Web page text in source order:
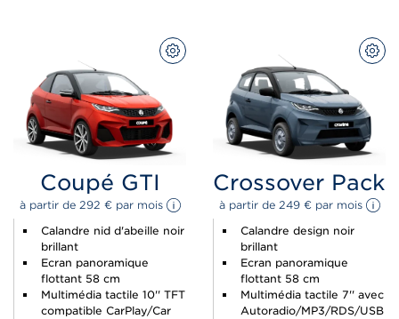
Coupé GTI
à partir de 292 € par mois
CONFIGUREZ
Calandre nid d'abeille noir
brillant
Ecran panoramique
flottant 58 cm
Multimédia tactile 10'' TFT
compatible CarPlay/Car
Crossover Pack
à partir de 249 € par mois
Calandre design noir
brillant
Ecran panoramique
flottant 58 cm
Multimédia tactile 7'' avec
Autoradio/MP3/RDS/USB